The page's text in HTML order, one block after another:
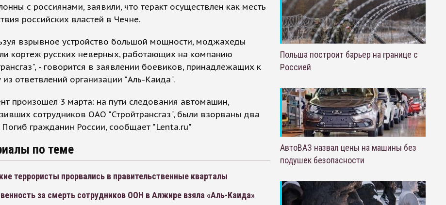
с россиянами, заявили, что теракт осуществлен как месть
российских властей в Чечне.
взрывное устройство большой мощности, моджахеды
кортеж русских неверных, работающих на компанию
- говорится в заявлении боевиков, принадлежащих к
ответвлений организации "Аль-Каида".
произошел 3 марта: на пути следования автомашин,
сотрудников ОАО "Стройтрансгаз", были взорваны два
Погиб гражданин России, сообщает "Lenta.ru"
по теме
террористы прорвались в правительственные кварталы
за смерть сотрудников ООН в Алжире взяла «Аль-Каида»
Польша построит барьер на границе с
Россией
АвтоВАЗ назвал цены на машины без
подушек безопасности